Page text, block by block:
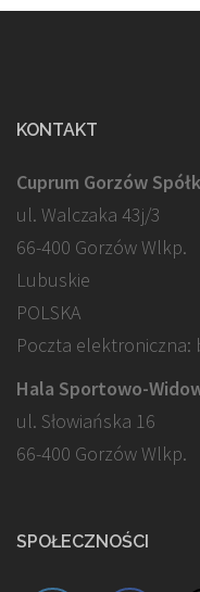
KONTAKT
Cuprum Gorzów
ul. Walczaka 43j/3
66-400 Gorzów Wlkp.
Lubuskie
POLSKA
Poczta
Hala Sportowo-
ul. Słowiańska 16
66-400 Gorzów Wlkp.
SPOŁECZNOŚCI